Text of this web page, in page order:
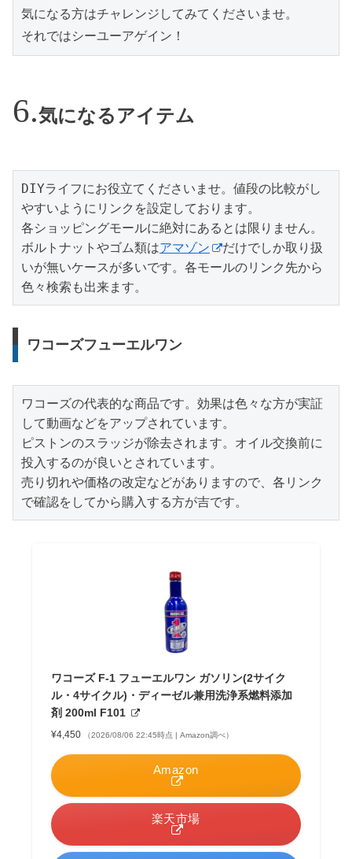
気になる方はチャレンジしてみてくださいませ。
それではシーユーアゲイン！
気になるアイテム
DIYライフにお役立てくださいませ。値段の比較がし
やすいようにリンクを設定しております。
各ショッピングモールに絶対にあるとは限りません。
ボルトナットやゴム類はアマゾン
だけでしか取り扱
いが無いケースが多いです。各モールのリンク先から
色々検索も出来ます。
ワコーズフューエルワン
ワコーズの代表的な商品です。効果は色々な方が実証
して動画などをアップされています。
ピストンのスラッジが除去されます。オイル交換前に
投入するのが良いとされています。
売り切れや価格の改定などがありますので、各リンク
で確認をしてから購入する方が吉です。
ワコーズ F-1 フューエルワン ガソリン(2サイク
ル・4サイクル)・ディーゼル兼用洗浄系燃料添加
剤 200ml F101
¥4,450 （2026/08/06 22:45時点 | Amazon調べ）
Amazon
楽天市場